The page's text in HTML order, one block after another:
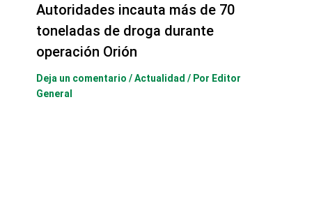
Autoridades incauta más de 70
toneladas de droga durante
operación Orión
Deja un comentario /Actualidad / Por Editor
General